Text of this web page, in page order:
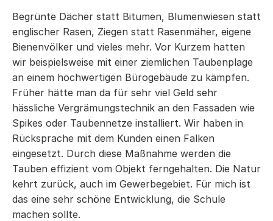
Begrünte Dächer statt Bitumen, Blumenwiesen statt
englischer Rasen, Ziegen statt Rasenmäher, eigene
Bienenvölker und vieles mehr. Vor Kurzem hatten
wir beispielsweise mit einer ziemlichen Taubenplage
an einem hochwertigen Bürogebäude zu kämpfen.
Früher hätte man da für sehr viel Geld sehr
hässliche Vergrämungstechnik an den Fassaden wie
Spikes oder Taubennetze installiert. Wir haben in
Rücksprache mit dem Kunden einen Falken
eingesetzt. Durch diese Maßnahme werden die
Tauben effizient vom Objekt ferngehalten. Die Natur
kehrt zurück, auch im Gewerbegebiet. Für mich ist
das eine sehr schöne Entwicklung, die Schule
machen sollte.